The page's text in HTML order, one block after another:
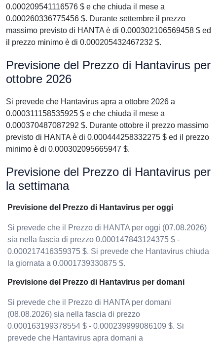
0.000209541116576 $ e che chiuda il mese a
0.000260336775456 $. Durante settembre il prezzo
massimo previsto di HANTA è di 0.000302106569458 $ ed
il prezzo minimo è di 0.000205432467232 $.
Previsione del Prezzo di Hantavirus per
ottobre 2026
Si prevede che Hantavirus apra a ottobre 2026 a
0.000311158535925 $ e che chiuda il mese a
0.000370487087292 $. Durante ottobre il prezzo massimo
previsto di HANTA è di 0.000444258332275 $ ed il prezzo
minimo è di 0.000302095665947 $.
Previsione del Prezzo di Hantavirus per
la settimana
Previsione del Prezzo di Hantavirus per oggi
Si prevede che il Prezzo di HANTA per oggi (07.08.2026)
sia nella fascia di prezzo 0.000147843124375 $ -
0.000217416359375 $. Si prevede che Hantavirus chiuda
la giornata a 0.0001739330875 $.
Previsione del Prezzo di Hantavirus per domani
Si prevede che il Prezzo di HANTA per domani
(08.08.2026) sia nella fascia di prezzo
0.000163199378554 $ - 0.000239999086109 $. Si
prevede che Hantavirus apra domani a